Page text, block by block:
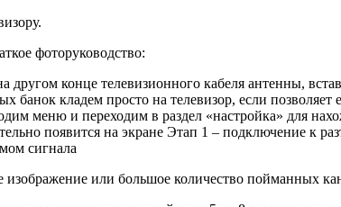
фоторуководство:
конце телевизионного кабеля антенны,
банок кладем просто на телевизор, если
меню и переходим в раздел «настройка» для
появится на экране Этап 1 – подключение к
сигнала
или большое количество пойманных